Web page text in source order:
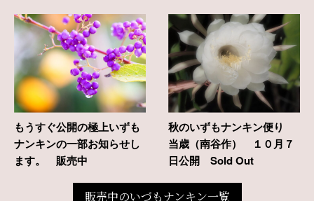
もうすぐ公開の極上いずも
ナンキンの一部お知らせし
ます。 販売中
秋のいずもナンキン便り
当歳（南谷作） １０月７
日公開 Sold Out
販売中のいづもナンキン一覧